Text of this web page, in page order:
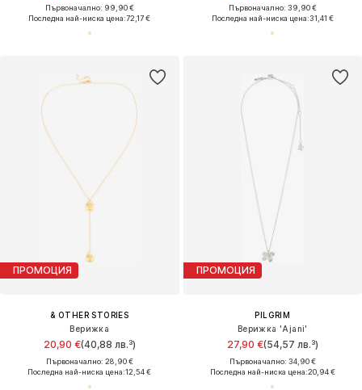
Първоначално: 99,90 €
Последна най-ниска цена:72,17 €
Първоначално: 39,90 €
Последна най-ниска цена:31,41 €
ПРОМОЦИЯ
& OTHER STORIES
Верижка
20,90 €(40,88 лв.³)
Първоначално: 28,90 €
Последна най-ниска цена:12,54 €
ПРОМОЦИЯ
PILGRIM
Верижка 'Ajani'
27,90 €(54,57 лв.³)
Първоначално: 34,90 €
Последна най-ниска цена:20,94 €